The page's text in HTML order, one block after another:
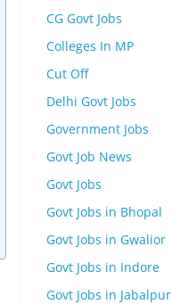
CG Govt Jobs
Colleges In MP
Cut Off
Delhi Govt Jobs
Government Jobs
Govt Job News
Govt Jobs
Govt Jobs in Bhopal
Govt Jobs in Gwalior
Govt Jobs in Indore
Govt Jobs in Jabalpur